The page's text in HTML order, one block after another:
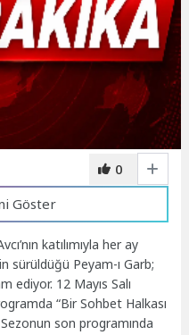
0
Göster
katılımıyla her ay
sürüldüğü Peyam-ı Garb;
ediyor. 12 Mayıs Salı
“Bir Sohbet Halkası
Sezonun son programında